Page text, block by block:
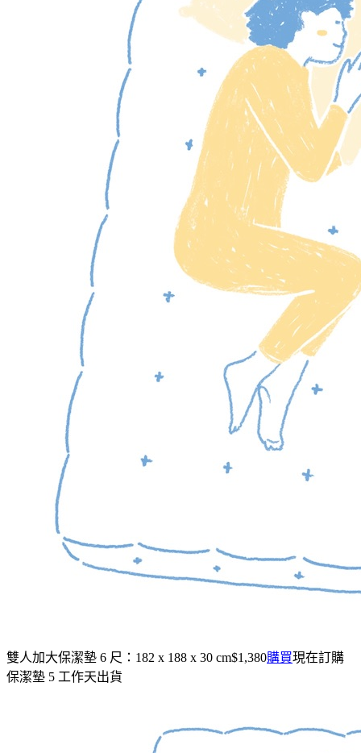
雙人加大保潔墊 6 尺：182 x 188 x 30 cm$1,380購買現在訂購
保潔墊 5 工作天出貨